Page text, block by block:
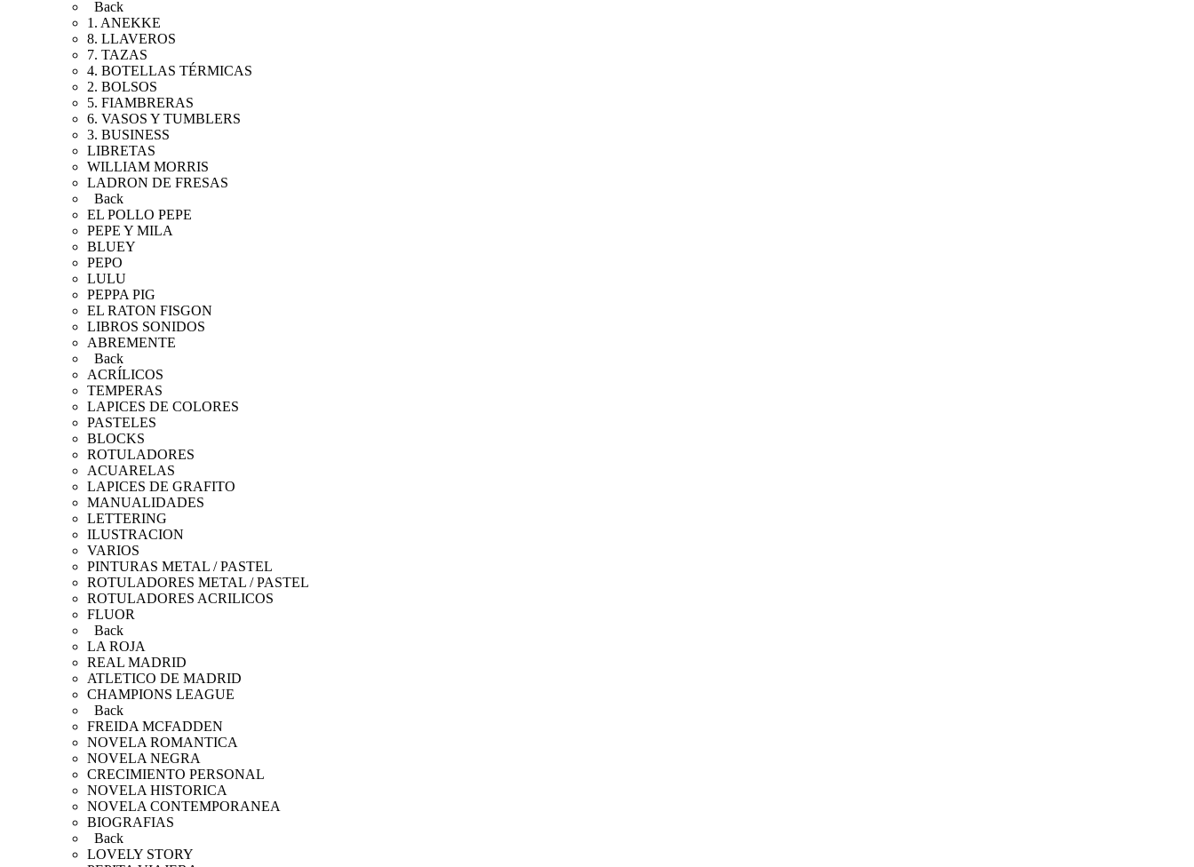
Back
1. ANEKKE
8. LLAVEROS
7. TAZAS
4. BOTELLAS TÉRMICAS
2. BOLSOS
5. FIAMBRERAS
6. VASOS Y TUMBLERS
3. BUSINESS
LIBRETAS
WILLIAM MORRIS
LADRON DE FRESAS
Back
EL POLLO PEPE
PEPE Y MILA
BLUEY
PEPO
LULU
PEPPA PIG
EL RATON FISGON
LIBROS SONIDOS
ABREMENTE
Back
ACRÍLICOS
TEMPERAS
LAPICES DE COLORES
PASTELES
BLOCKS
ROTULADORES
ACUARELAS
LAPICES DE GRAFITO
MANUALIDADES
LETTERING
ILUSTRACION
VARIOS
PINTURAS METAL / PASTEL
ROTULADORES METAL / PASTEL
ROTULADORES ACRILICOS
FLUOR
Back
LA ROJA
REAL MADRID
ATLETICO DE MADRID
CHAMPIONS LEAGUE
Back
FREIDA MCFADDEN
NOVELA ROMANTICA
NOVELA NEGRA
CRECIMIENTO PERSONAL
NOVELA HISTORICA
NOVELA CONTEMPORANEA
BIOGRAFIAS
Back
LOVELY STORY